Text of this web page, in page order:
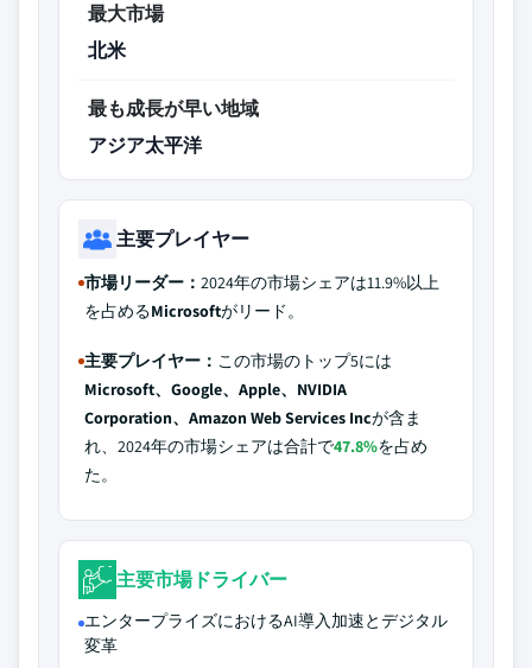
最大市場
北米
最も成長が早い地域
アジア太平洋
主要プレイヤー
市場リーダー： 2024年の市場シェアは11.9%以上
を占めるMicrosoftがリード。
主要プレイヤー： この市場のトップ5には
Microsoft、Google、Apple、NVIDIA
Corporation、Amazon Web Services Incが含ま
れ、2024年の市場シェアは合計で47.8%を占め
た。
主要市場ドライバー
エンタープライズにおけるAI導入加速とデジタル
変革